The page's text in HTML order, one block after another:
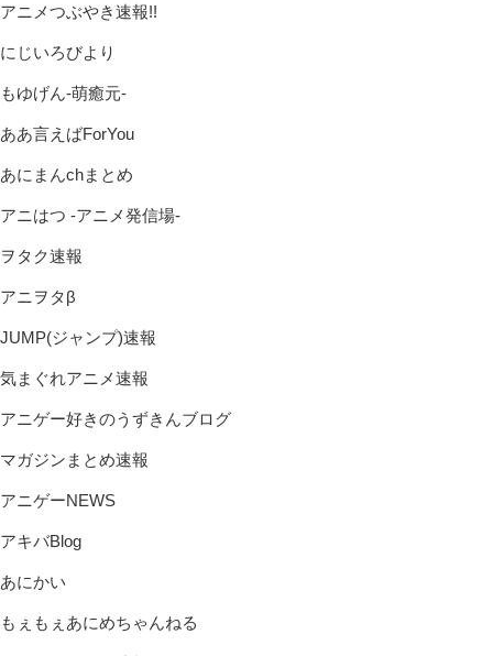
アニメつぶやき速報!!
にじいろびより
もゆげん-萌癒元-
ああ言えばForYou
あにまんchまとめ
アニはつ -アニメ発信場-
ヲタク速報
アニヲタβ
JUMP(ジャンプ)速報
気まぐれアニメ速報
アニゲー好きのうずきんブログ
マガジンまとめ速報
アニゲーNEWS
アキバBlog
あにかい
もぇもぇあにめちゃんねる